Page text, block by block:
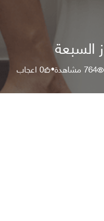
السبعة
764 مشاهدة•
0اعجاب